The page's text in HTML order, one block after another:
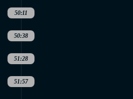
50:11
50:38
51:28
51:57